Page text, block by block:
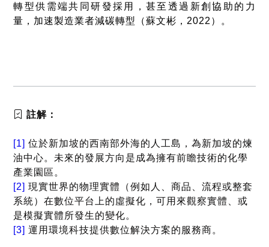
轉型供需端共同研發採用，甚至透過新創協助的力
量，加速製造業者減碳轉型（蘇文彬，2022）。
註解：
[1] 位於新加坡的西南部外海的人工島，為新加坡的煉
油中心。未來的發展方向是成為擁有前瞻技術的化學
產業園區。
[2] 現實世界的物理實體（例如人、商品、流程或整套
系統）在數位平台上的虛擬化，可用來觀察實體、或
是模擬實體所發生的變化。
[3]運用環境科技提供數位解決方案的服務商。